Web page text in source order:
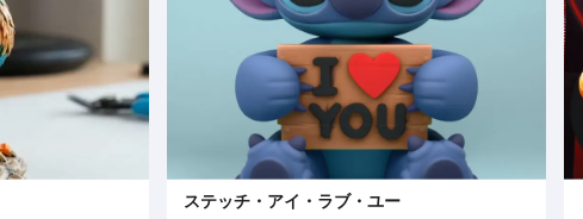
ステッチ・アイ・ラブ・ユー